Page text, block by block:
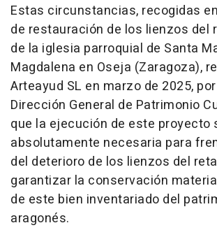
Estas circunstancias, recogidas
de restauración de los lienzos del
de la iglesia parroquial de Santa
Magdalena en Oseja (Zaragoza),
Arteayud SL en marzo de 2025,
Dirección General de Patrimonio
que la ejecución de este proyecto
absolutamente necesaria para
del deterioro de los lienzos del
garantizar la conservación
de este bien inventariado del
aragonés.